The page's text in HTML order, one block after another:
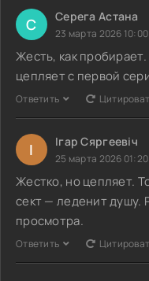
С Серега Астана
23 марта 2026 10:00
Жесть, как
цепляет с первой
Ответить
І Ігар Сяргеевіч
25 марта 2026 01:20
Жестко, но цепляет.
сект — леденит душу.
просмотра.
Ответить